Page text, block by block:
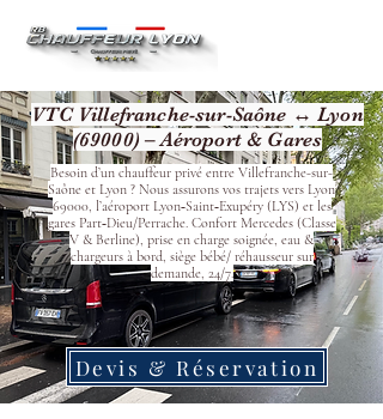
VTC Villefranche-sur-Saône ↔ Lyon
(69000) – Aéroport & Gares
Besoin d’un chauffeur privé entre Villefranche-sur-
Saône et Lyon ? Nous assurons vos trajets vers Lyon
69000, l’aéroport Lyon‑Saint‑Exupéry (LYS) et les
gares Part‑Dieu/Perrache. Confort Mercedes (Classe
V & Berline), prise en charge soignée, eau &
chargeurs à bord, siège bébé/ réhausseur sur
demande, 24/7.
Devis & Réservation